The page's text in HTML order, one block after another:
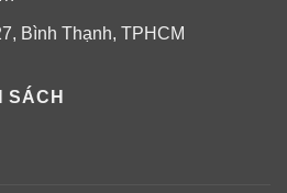
Bình Thạnh, TPHCM
SÁCH